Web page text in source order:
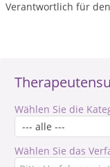
Wählen Sie die
Wählen Sie das
Verantwortlich für